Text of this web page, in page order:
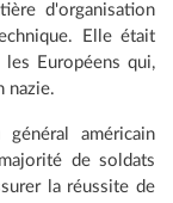
d'organisation
Elle était
Européens qui,
nazie.
américain
de soldats
la réussite de